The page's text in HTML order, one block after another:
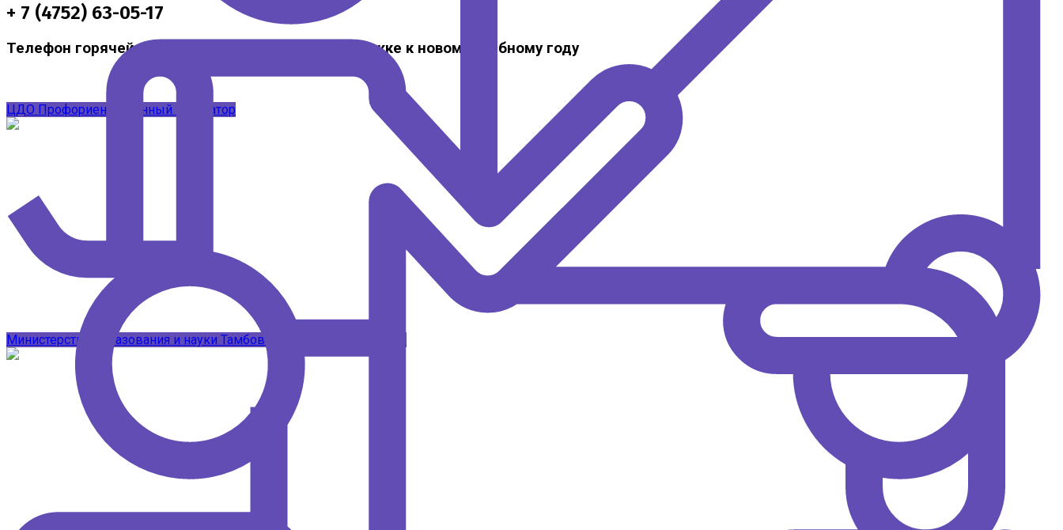
+ 7 (4752) 63-05-17
Телефон горячей линии по методической поддержке к новому учебному году
ЦДО Профориентационный навигатор
Подписывайтесь на наши каналы в MAX
Министерство образования и науки Тамбовской области